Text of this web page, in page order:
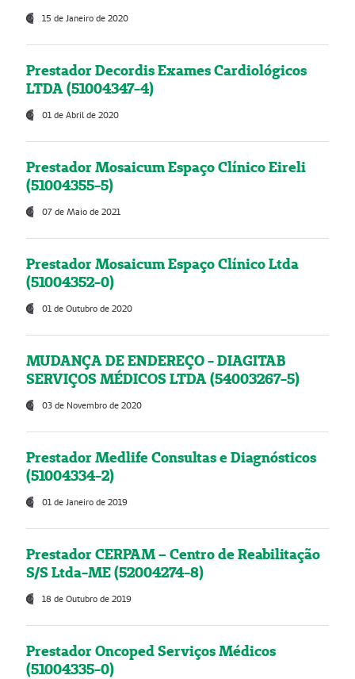
15 de Janeiro de 2020
Prestador Decordis Exames Cardiológicos
LTDA (51004347-4)
01 de Abril de 2020
Prestador Mosaicum Espaço Clínico Eireli
(51004355-5)
07 de Maio de 2021
Prestador Mosaicum Espaço Clínico Ltda
(51004352-0)
01 de Outubro de 2020
MUDANÇA DE ENDEREÇO - DIAGITAB
SERVIÇOS MÉDICOS LTDA (54003267-5)
03 de Novembro de 2020
Prestador Medlife Consultas e Diagnósticos
(51004334-2)
01 de Janeiro de 2019
Prestador CERPAM – Centro de Reabilitação
S/S Ltda-ME (52004274-8)
18 de Outubro de 2019
Prestador Oncoped Serviços Médicos
(51004335-0)